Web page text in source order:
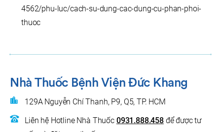
4562/phu-luc/cach-su-dung-cac-dung-cu-phan-phoi-
thuoc
Nhà Thuốc Bệnh Viện Đức Khang
129A Nguyễn Chí Thanh, P9, Q5, TP. HCM
Liên hệ Hotline Nhà Thuốc 0931.888.458để được tư